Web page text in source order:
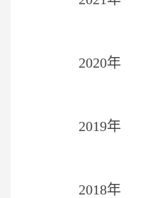
2020年
2019年
2018年